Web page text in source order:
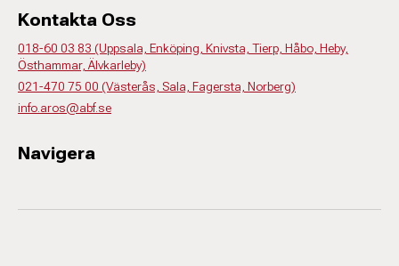
Kontakta Oss
018-60 03 83 (Uppsala, Enköping, Knivsta, Tierp, Håbo, Heby,
Östhammar, Älvkarleby)
021-470 75 00 (Västerås, Sala, Fagersta, Norberg)
info.aros@abf.se
Navigera